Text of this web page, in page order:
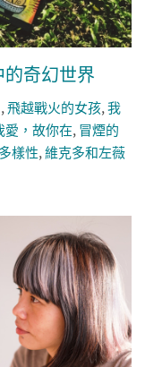
奇幻世界
,飛越戰火的女孩,我
愛，故你在,冒煙的
樣性,維克多和左薇